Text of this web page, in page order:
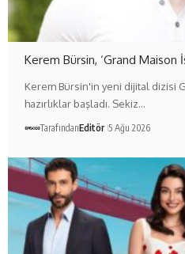
Kerem Bürsin, ‘Grand
Kerem Bürsin'in yeni dijital dizisi
hazırlıklar başladı. Sekiz…
TarafındanEditör 5 Ağu 2026